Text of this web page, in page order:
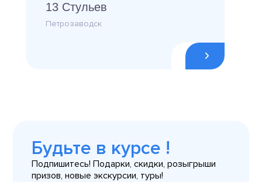
13 Стульев
Петрозаводск
Будьте в курсе !
Подпишитесь! Подарки, скидки, розыгрыши
призов, новые экскурсии, туры!